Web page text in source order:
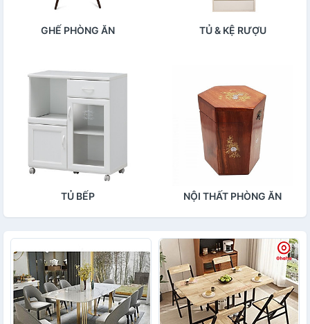
GHẾ PHÒNG ĂN TỦ & KỆ RƯỢU
TỦ BẾP
NỘI THẤT PHÒNG ĂN